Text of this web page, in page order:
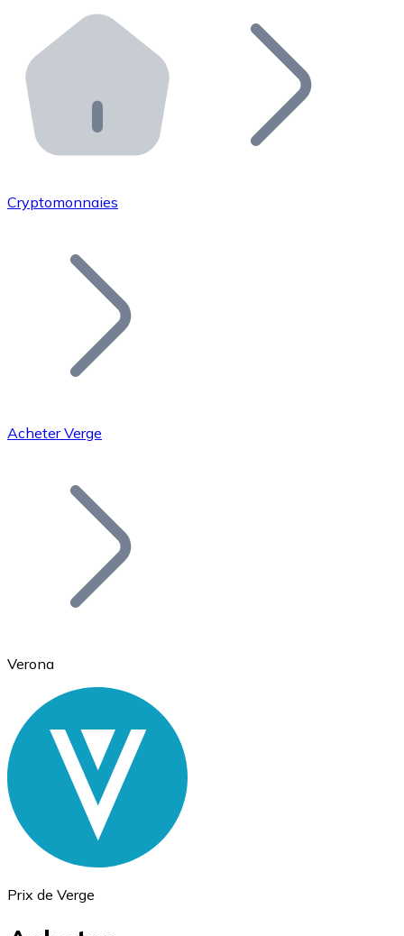
Distributeurs automatiques Bitnovo
Intégrez un ATM Bitnovo dans votre entreprise et
API Bitnovo
Intégrez notre API dans votre écosystème.
Rejoignez notre réseau de distributeurs et
Ajoutez le token de votre projet à notre service
Bitcoin
Ethereum
Cryptomonnaies
Acheter Verge
Verona
Prix de Verge